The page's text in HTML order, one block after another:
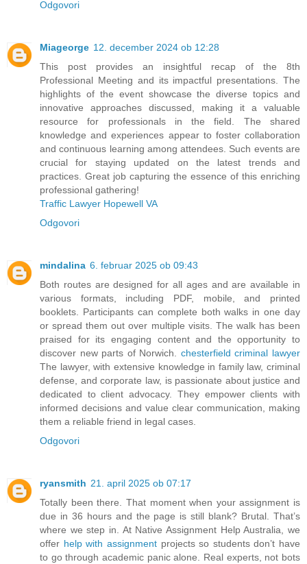
Odgovori
Miageorge 12. december 2024 ob 12:28
This post provides an insightful recap of the 8th
Professional Meeting and its impactful presentations. The
highlights of the event showcase the diverse topics and
innovative approaches discussed, making it a valuable
resource for professionals in the field. The shared
knowledge and experiences appear to foster collaboration
and continuous learning among attendees. Such events are
crucial for staying updated on the latest trends and
practices. Great job capturing the essence of this enriching
professional gathering!
Traffic Lawyer Hopewell VA
Odgovori
mindalina 6. februar 2025 ob 09:43
Both routes are designed for all ages and are available in
various formats, including PDF, mobile, and printed
booklets. Participants can complete both walks in one day
or spread them out over multiple visits. The walk has been
praised for its engaging content and the opportunity to
discover new parts of Norwich. chesterfield criminal lawyer
The lawyer, with extensive knowledge in family law, criminal
defense, and corporate law, is passionate about justice and
dedicated to client advocacy. They empower clients with
informed decisions and value clear communication, making
them a reliable friend in legal cases.
Odgovori
ryansmith 21. april 2025 ob 07:17
Totally been there. That moment when your assignment is
due in 36 hours and the page is still blank? Brutal. That’s
where we step in. At Native Assignment Help Australia, we
offer help with assignmentprojects so students don’t have
to go through academic panic alone. Real experts, not bots